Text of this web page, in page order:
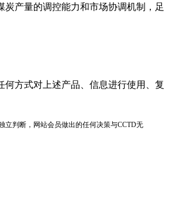
产量的调控能力和市场协调机制，足
方式对上述产品、信息进行使用、复
立判断，网站会员做出的任何决策与CCTD无